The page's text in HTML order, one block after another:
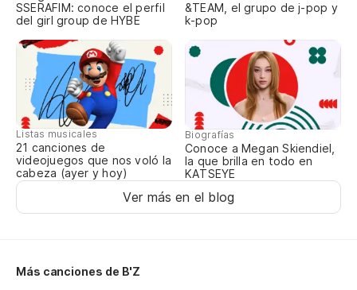
SSERAFIM: conoce el perfil
del girl group de HYBE
&TEAM, el grupo de j-pop y
k-pop
Listas musicales
21 canciones de
videojuegos que nos voló la
cabeza (ayer y hoy)
Biografías
Conoce a Megan Skiendiel,
la que brilla en todo en
KATSEYE
Ver más en el blog
Más canciones de B'Z